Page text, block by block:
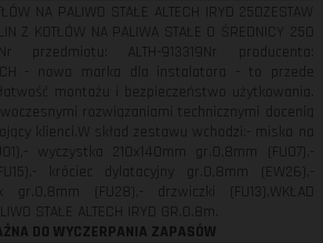
NA PALIWO STAŁE ALTECH IRYD 250ZESTAW
Z KOTŁÓW NA PALIWA STAŁE O ŚREDNICY 250
przedmiotu: ALTH-913319Nr producenta:
- nowa marka dla instalatora - to przede
montażu i bezpieczeństwo użytkowania.
rozwiązaniami technicznymi docenią
klienci.W skład zestawu wchodzi:- miska na
wyczystka 210x140mm gr.0,8mm (FU07),-
króciec dylatacyjny gr.0,8mm (EW26),-
gr.0,8mm (FU28),- drzwiczki (FU13),WKŁAD
STAŁE ALTECH IRYD GR.0.8m.
DO WYCZERPANIA ZAPASÓW